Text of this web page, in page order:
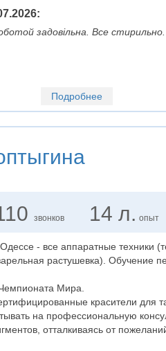
задовільна. Все
Подробнее
звонков 14 л. опыт
- все аппаратные техники
растушевка). Обучение
Мира.
красители для
на профессиональную
отталкиваясь от